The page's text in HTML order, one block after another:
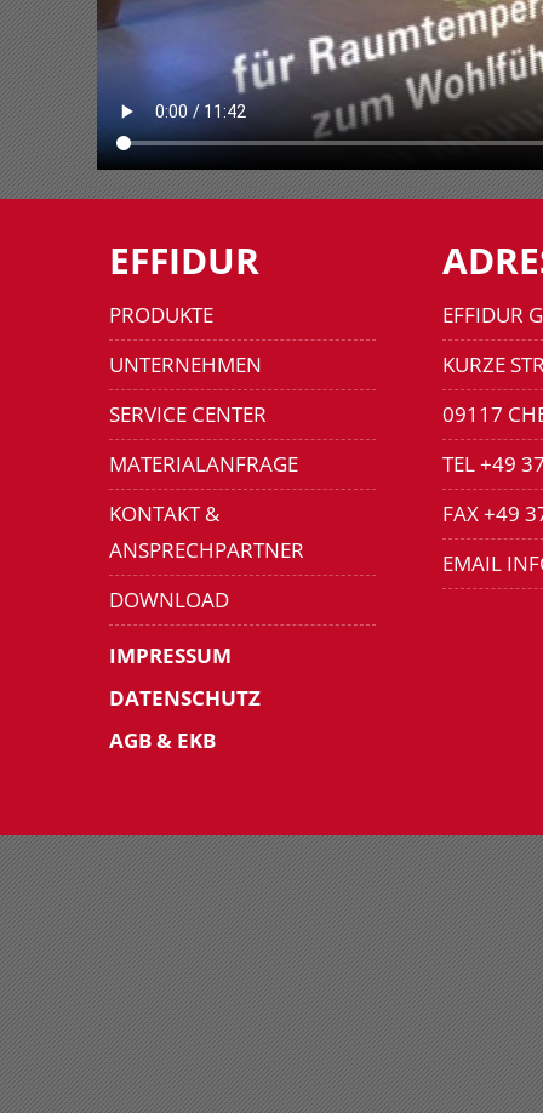
EFFIDUR
PRODUKTE
UNTERNEHMEN
SERVICE CENTER
MATERIALANFRAGE
KONTAKT &
ANSPRECHPARTNER
DOWNLOAD
IMPRESSUM
DATENSCHUTZ
AGB & EKB
EFFIDUR
KURZE
09117
TEL +49
FAX +49
EMAIL